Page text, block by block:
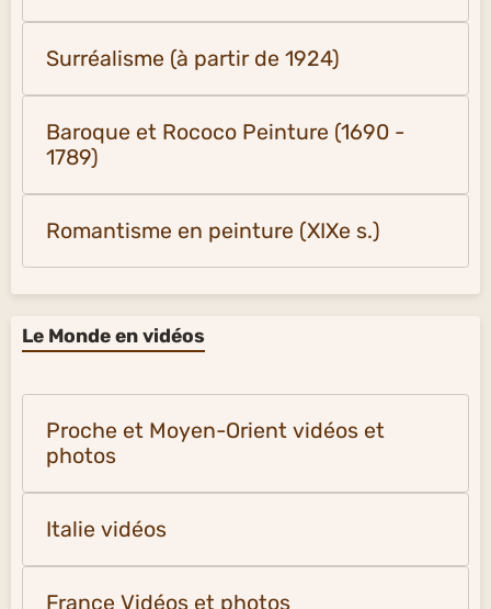
Surréalisme (à partir de 1924)
Baroque et Rococo Peinture (1690 -
1789)
Romantisme en peinture (XIXe s.)
Le Monde en vidéos
Proche et Moyen-Orient vidéos et
photos
Italie vidéos
France Vidéos et photos